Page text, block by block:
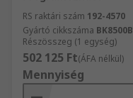
RS raktári szám 192-4570
Gyártó cikkszáma BK8500B
Részösszeg (1 egység)
502 125 Ft(ÁFA nélkül)
Mennyiség